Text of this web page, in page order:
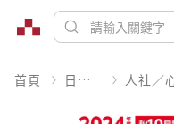
首頁 日文書